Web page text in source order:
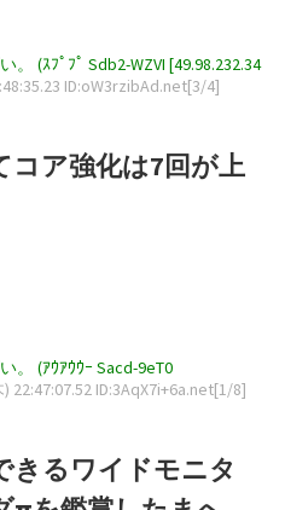
(ｽﾌﾟﾌﾟ Sdb2-WZVI [49.98.232.34
ID:oW3rzibAd.net[3/4]
コア強化は7回が上
。 (ｱｳｱｳｳｰ Sacd-9eT0
22:47:07.52 ID:3AqX7i+6a.net[1/8]
きるワイドモニタ